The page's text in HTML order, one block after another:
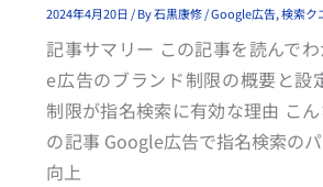
2024年4月20日 / By石黒康修/Google広告,検索ク
記事サマリー この記事を読んで
e広告のブランド制限の概要と設
制限が指名検索に有効な理由 こ
の記事 Google広告で指名検索の
向上
し
効
果
的
な
設
定
方
法